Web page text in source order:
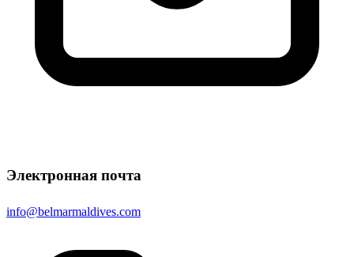
Электронная почта
info@belmarmaldives.com